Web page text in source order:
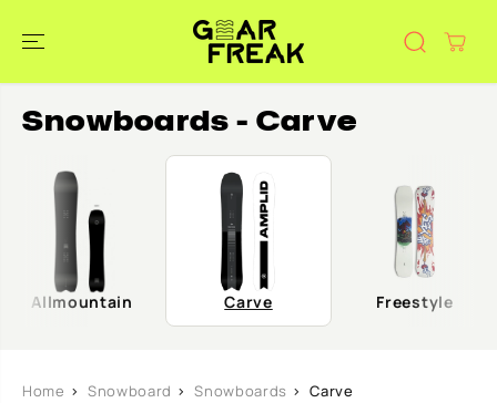
ARTIKEL
Snowboards - Carve
Allmountain Carve Freestyle
Home Snowboard Snowboards Carve